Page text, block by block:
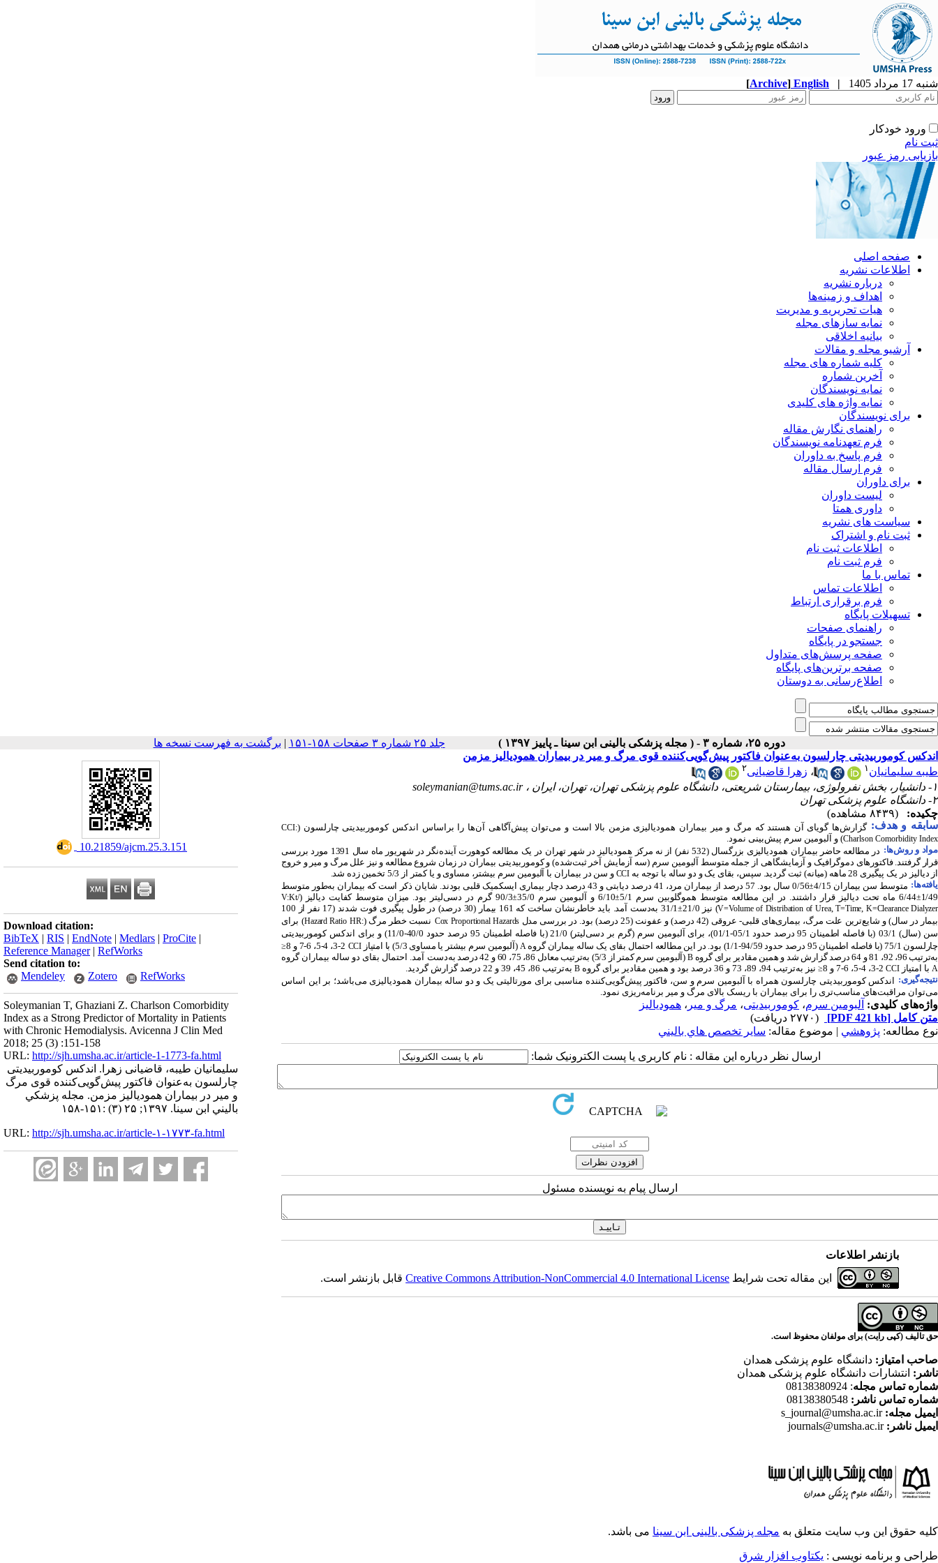
شنبه 17 مرداد 1405 |
English
[Archive]
ورود خودکار
ثبت نام
بازیابی رمز عبور
صفحه اصلی
اطلاعات نشریه
درباره نشریه
اهداف و زمینه‌ها
هیات تحریریه و مدیریت
نمایه سازهای مجله
بیانیه اخلاقی
آرشیو مجله و مقالات
کلیه شماره های مجله
آخرین شماره
نمایه نویسندگان
نمایه واژه های کلیدی
برای نویسندگان
راهنمای نگارش مقاله
فرم تعهدنامه نویسندگان
فرم پاسخ به داوران
فرم ارسال مقاله
برای داوران
لیست داوران
داوری همتا
سیاست های نشریه
ثبت نام و اشتراک
اطلاعات ثبت نام
فرم ثبت نام
تماس با ما
اطلاعات تماس
فرم برقراری ارتباط
تسهیلات پایگاه
راهنمای صفحات
جستجو در پایگاه
صفحه پرسش‌های متداول
صفحه برترین‌های پایگاه
اطلاع‌رسانی به دوستان
دوره ۲۵، شماره ۳ - ( مجله پزشکی بالینی ابن سینا ـ پاییز ۱۳۹۷ ) جلد ۲۵ شماره ۳ صفحات ۱۵۸-۱۵۱ | برگشت به فهرست نسخه ها
‎ 10.21859/ajcm.25.3.151
Download citation:
BibTeX | RIS | EndNote | Medlars | ProCite |
Reference Manager| RefWorks
Send citation to:
Mendeley
Zotero RefWorks
Soleymanian T, Ghaziani Z. Charlson Comorbidity
Index as a Strong Predictor of Mortality in Patients
with Chronic Hemodialysis. Avicenna J Clin Med
2018; 25 (3) :151-158
URL: http://sjh.umsha.ac.ir/article-1-1773-fa.html
سلیمانیان طیبه، قاضیانی زهرا. اندکس کوموربیدیتی
چارلسون به‌عنوان فاکتور پیش‌گویی‌کننده قوی مرگ
و میر در بیماران همودیالیز مزمن. مجله پزشكي
باليني ابن سينا. ۱۳۹۷; ۲۵ (۳) :۱۵۱-۱۵۸
URL: http://sjh.umsha.ac.ir/article-۱-۱۷۷۳-fa.html
اندکس کوموربیدیتی چارلسون به‌عنوان فاکتور پیش‌گویی‌کننده قوی مرگ و میر در بیماران همودیالیز مزمن
طیبه سلیمانیان ۱ ، زهرا قاضیانی۲
۱- دانشیار، بخش نفرولوژی، بیمارستان شریعتی، دانشگاه علوم پزشکی تهران، تهران، ایران ،
soleymanian@tums.ac.ir
۲- دانشگاه علوم پزشکی تهران
چکیده:
(۸۴۳۹ مشاهده)
سابقه و هدف: گزارش‌ها گویای آن هستند که مرگ و میر بیماران همودیالیزی مزمن بالا است و می‌توان پیش‌آگاهی آن‌ها را براساس اندکس کوموربیدیتی چارلسون (CCI:
Charlson Comorbidity Index) و آلبومین سرم پیش‌بینی نمود.
مواد و روش‌‌ها:
در مطالعه حاضر بیماران همودیالیزی بزرگسال (532 نفر) از نه مرکز همودیالیز در شهر تهران در یک مطالعه کوهورت آینده‌نگر در شهریور ماه سال 1391 مورد بررسی
قرار گرفتند. فاکتورهای دموگرافیک و آزمایشگاهی از جمله متوسط آلبومین سرم (سه آزمایش آخر ثبت‌شده) و کوموربیدیتی بیماران در زمان شروع مطالعه و نیز علل مرگ و میر و خروج
از دیالیز در یک پیگیری 28 ماهه (میانه) ثبت گردید. سپس، بقای یک و دو ساله با توجه به
CCI و سن در بیماران با آلبومین سرم بیشتر، مساوی و یا کمتر از 5/3
تخمین زده شد.
یافته‌ها: متوسط سن بیماران 4/15 ±
0/56 سال بود. 57 درصد از بیماران مرد، 41 درصد دیابتی و 43 درصد دچار بیماری ایسکمیک قلبی بودند. شایان ذکر است که بیماران به‌طور متوسط
1/49
±6/44 ماه تحت دیالیز قرار داشتند. در این مطالعه متوسط هموگلوبین سرم 5/1 ±6/10 و آلبومین سرم 35/0 ±90/3 گرم در دسی‌لیتر بود. میزان متوسط کفایت دیالیز ( Kt/
V:
K=Clearance Dialyzer
T=Time
,
V=Volume of Distribation of Urea) نیز 21/0 ±
31/1 به‌دست آمد. باید خاطرنشان ساخت که 161 بیمار (30 درصد) در طول پیگیری فوت شدند (17 نفر از 100
بیمار در سال) و شایع‌ترین علت مرگ، بیماری‌های قلبی- عروقی (42 درصد) و عفونت (25 درصد) بود. در بررسی مدل
Cox Proportional Hazards نسبت خطر مرگ (HR:
Hazard Ratio
) برای
سن (سال) 03/1
(با فاصله اطمینان 95 درصد حدود 05/1-01/1)، برای آلبومین سرم
(گرم بر دسی‌لیتر) 21/0 (با فاصله اطمینان 95 درصد حدود 40/0-11/0) و برای اندکس کوموربیدیتی
چارلسون 75/1 (با فاصله اطمینان 95 درصد حدود 94/59-1/1) بود. در این مطالعه احتمال بقای یک ساله بیماران گروه
A (آلبومین سرم بیشتر یا مساوی 5/3) با امتیاز CCI 2-3، 4-5، 6-7 و 8 ≤
به‌ترتیب 96، 92، 81 و 64 درصد گزارش شد و همین مقادیر برای گروه B (آلبومین سرم کمتر از 5/3) به‌ترتیب معادل 86، 75، 60 و 42 درصد به‌دست آمد. احتمال بقای دو ساله بیماران گروه
A با امتیاز CCI
≤ نیز به‌ترتیب 94، 89، 73 و 36 درصد بود و همین مقادیر برای گروه B به‌ترتیب 86، 45، 39 و 22 درصد گزارش گردید.
نتیجه‌گیری: اندکس کوموربیدیتی چارلسون همراه با آلبومین سرم و سن، فاکتور پیش‌گویی‌کننده مناسبی برای مورتالیتی یک و دو ساله بیماران همودیالیزی می‌باشد؛ بر این اساس
می‌توان مراقبت‌های مناسب‌تری را برای بیماران با ریسک بالای مرگ و میر برنامه‌ریزی نمود.
واژه‌های کلیدی: آلبومین سرم، کوموربیدیتی، مرگ و میر ، همودیالیز
متن کامل [PDF 421 kb]
(۲۷۷۰ دریافت)
نوع مطالعه: پژوهشي | موضوع مقاله: سایر تخصص هاي باليني
ارسال نظر درباره این مقاله : نام کاربری یا پست الکترونیک شما:
ارسال پیام به نویسنده مسئول
بازنشر اطلاعات
این مقاله تحت شرایط Creative Commons Attribution-NonCommercial 4.0 International Licenseقابل بازنشر است.
حق تالیف (کپی رایت) برای مولفان محفوظ است.
صاحب امتیاز: دانشگاه علوم پزشکی همدان
ناشر: انتشارات دانشگاه علوم پزشکی همدان
شماره تماس مجله: 08138380924
شماره تماس ناشر:
ایمیل مجله: s_journal@umsha.ac.ir
ایمیل ناشر: journals@umsha.ac.ir
کلیه حقوق این وب سایت متعلق به مجله پزشکی بالینی ابن سینا می باشد.
طراحی و برنامه نویسی : یکتاوب افزار شرق